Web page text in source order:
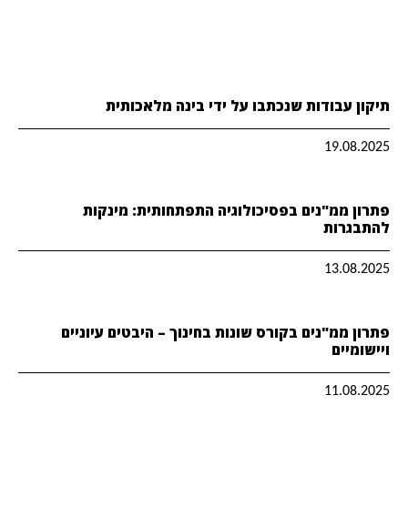
תיקון עבודות שנכתבו על ידי בינה מלאכותית
19.08.2025
פתרון ממ"נים בפסיכולוגיה התפתחותית: מינקות
להתבגרות
13.08.2025
פתרון ממ"נים בקורס שונות בחינוך – היבטים עיוניים
ויישומיים
11.08.2025